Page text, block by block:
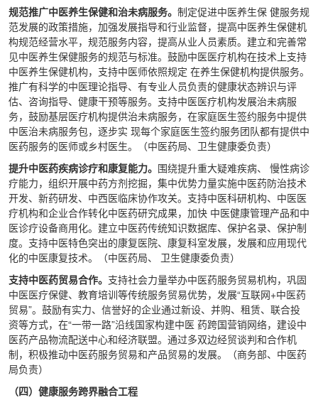
规范推广中医养生保健和治未病服务。 制定促进中医养生保 健服务规
范发展的政策措施，加强发展指导和行业监督，提高中医养生保健机
构规范经营水平，规范服务内容，提高从业人员素质。建立和完善常
见中医养生保健服务的规范与标准。鼓励中医医疗机构在技术上支持
中医养生保健机构，支持中医师依照规定 在养生保健机构提供服务。
推广有科学的中医理论指导、有专业人员负责的健康状态辨识与评
估、咨询指导、健康干预等服务。支持中医医疗机构发展治未病服
务，鼓励基层医疗机构提供治未病服务，在家庭医生签约服务中提供
中医治未病服务包，逐步实 现每个家庭医生签约服务团队都有提供中
医药服务的医师或乡村医生。（中医药局、卫生健康委负责）
提升中医药疾病诊疗和康复能力。 围绕提升重大疑难疾病、 慢性病诊
疗能力，组织开展中药方剂挖掘，集中优势力量实施中医药防治技术
开发、新药研发、中西医临床协作攻关。支持中医科研机构、中医医
疗机构和企业合作转化中医药研究成果，加快 中医健康管理产品和中
医诊疗设备商用化。建立中医药传统知识数据库、保护名录、保护制
度。支持中医特色突出的康复医院、康复科室发展，发展和应用现代
化的中医康复技术。（中医药局、 卫生健康委负责）
支持中医药贸易合作。 支持社会力量举办中医药服务贸易机构，巩固
中医医疗保健、教育培训等传统服务贸易优势，发展“互联网+中医药
贸易”。鼓励有实力、信誉好的企业通过新设、并购、租赁、联合投
资等方式，在“一带一路”沿线国家构建中医 药跨国营销网络，建设中
医药产品物流配送中心和经济联盟。通过多双边经贸谈判和合作机
制，积极推动中医药服务贸易和产品贸易的发展。（商务部、中医药
局负责）
（四）健康服务跨界融合工程